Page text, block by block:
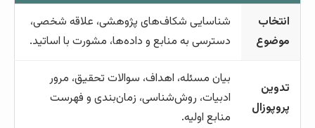
انتخاب
موضوع
شناسایی شکاف‌های پژوهشی، علاقه شخصی،
دسترسی به منابع و داده‌ها، مشورت با اساتید.
تدوین
پروپوزال
بیان مسئله، اهداف، سوالات تحقیق، مرور
ادبیات، روش‌شناسی، زمان‌بندی و فهرست
منابع اولیه.